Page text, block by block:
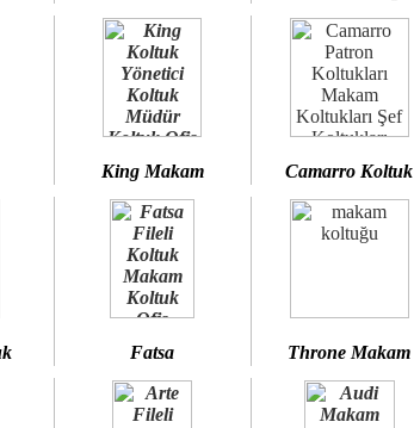
King Makam Camarro Koltuk
Fatsa Throne Makam